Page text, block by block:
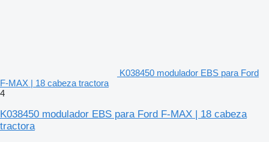
K038450 modulador EBS para Ford
F-MAX | 18 cabeza tractora
4
K038450 modulador EBS para Ford F-MAX | 18 cabeza
tractora